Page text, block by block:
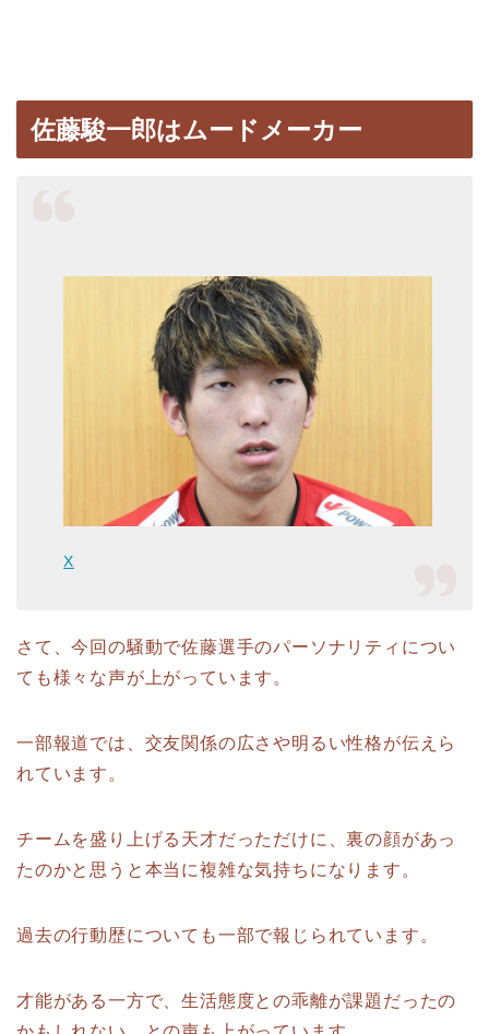
佐藤駿一郎はムードメーカー
X
さて、今回の騒動で佐藤選手のパーソナリティについ
ても様々な声が上がっています。
一部報道では、交友関係の広さや明るい性格が伝えら
れています。
チームを盛り上げる天才だっただけに、裏の顔があっ
たのかと思うと本当に複雑な気持ちになります。
過去の行動歴についても一部で報じられています。
才能がある一方で、生活態度との乖離が課題だったの